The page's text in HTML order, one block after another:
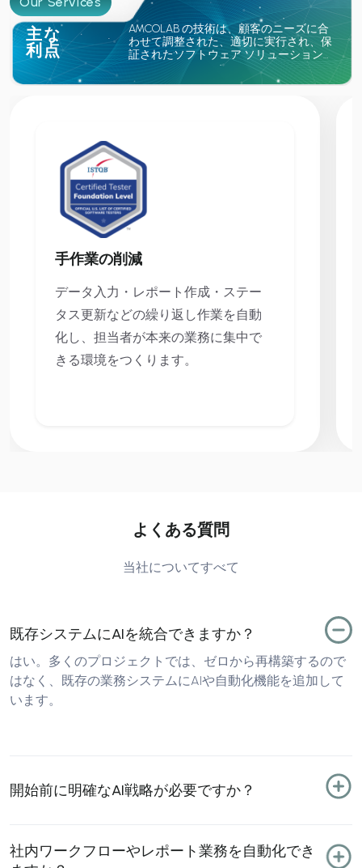
主な
利点
AMCOLAB の技術は、顧客のニーズに合
わせて調整された、適切に実行され、保
証されたソフトウェア ソリューションを
提供することに優れています。組織やプ
ロジェクトの規模に関係なく、熟練した
手作業の削減
データ入力・レポート作成・ステー
タス更新などの繰り返し作業を自動
化し、担当者が本来の業務に集中で
きる環境をつくります。
よくある質問
当社についてすべて
既存システムにAIを統合できますか？
はい。多くのプロジェクトでは、ゼロから再構築するので
はなく、既存の業務システムにAIや自動化機能を追加して
います。
開始前に明確なAI戦略が必要ですか？
社内ワークフローやレポート業務を自動化でき